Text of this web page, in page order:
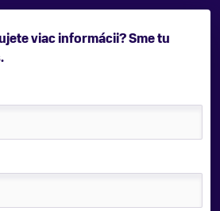
viac informácii? Sme tu